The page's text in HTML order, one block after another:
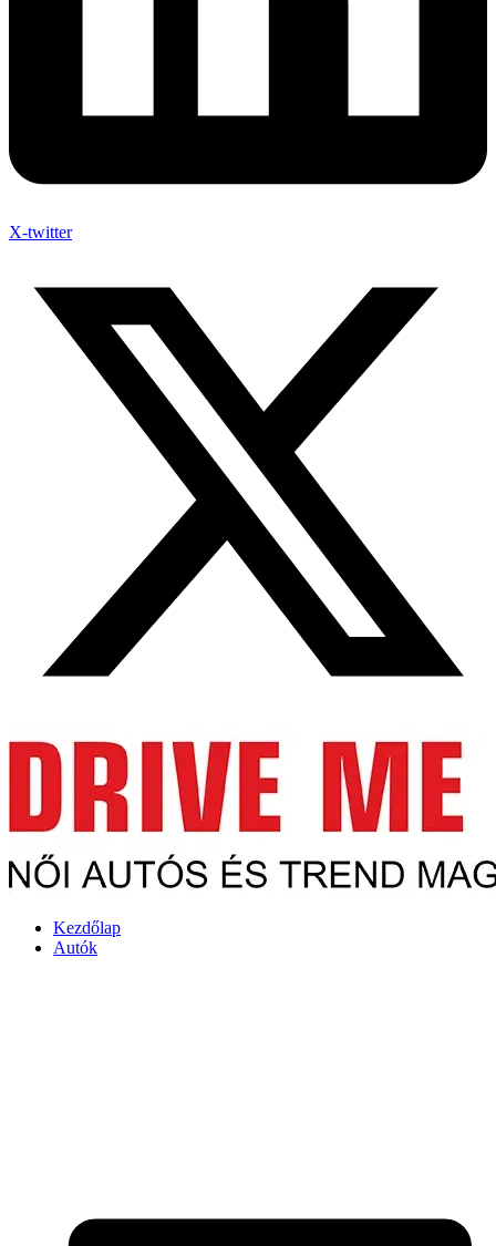
X-twitter
Kezdőlap
Autók